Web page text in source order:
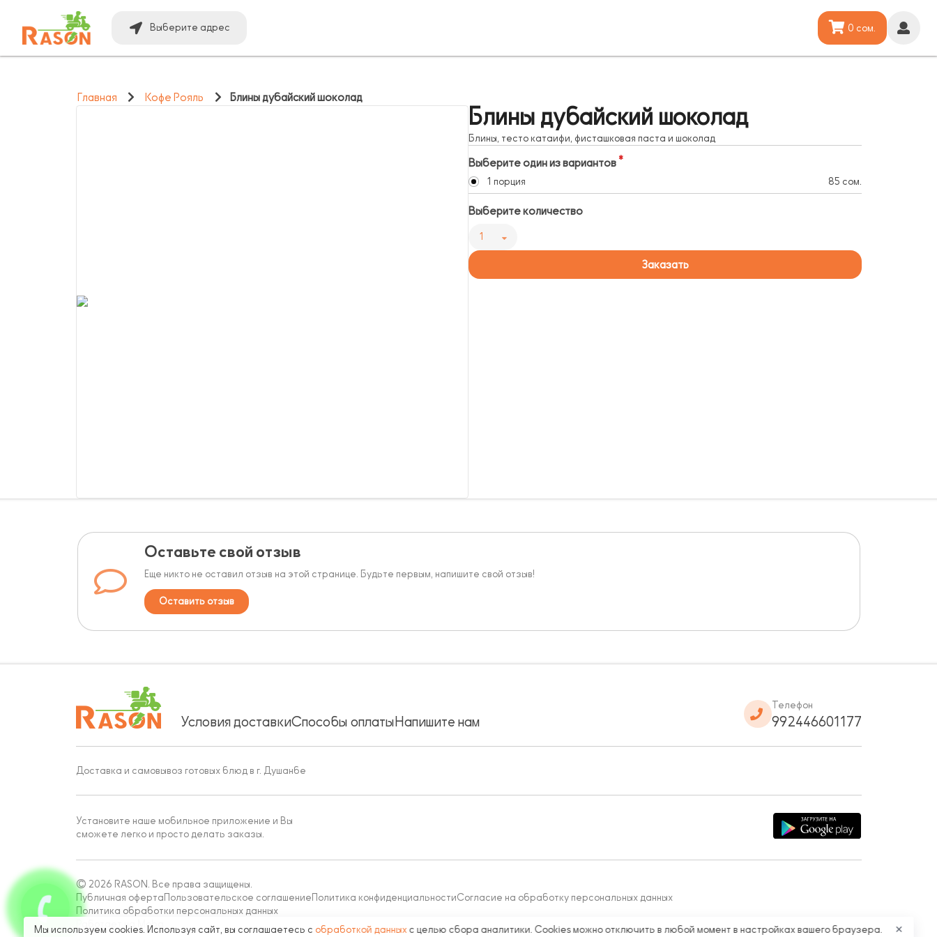
Выберите адрес 0 сом.
Главная Кофе Рояль Блины дубайский шоколад
Блины дубайский шоколад
Блины, тесто катаифи, фисташковая паста и шоколад
Выберите один из вариантов
1 порция 85 сом.
Выберите количество
1
Заказать
Оставьте свой отзыв
Еще никто не оставил отзыв на этой странице. Будьте первым, напишите свой отзыв!
Оставить отзыв
Условия доставкиСпособы оплатыНапишите нам
Телефон
992446601177
Доставка и самовывоз готовых блюд в г. Душанбе
Установите наше мобильное приложение и Вы
сможете легко и просто делать заказы.
© 2026 RASON. Все права защищены.
Публичная оферта Пользовательское соглашение Политика конфиденциальностиСогласие на обработку персональных данных
Политика обработки персональных данных
Работает на Moba
Мы используем cookies. Используя сайт, вы соглашаетесь с обработкой данных с целью сбора аналитики. Cookies можно отключить в любой момент в настройках вашего браузера. ✕